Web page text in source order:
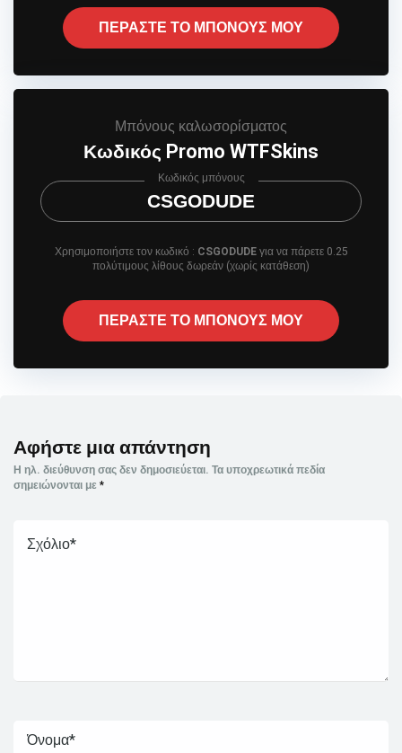
ΠΕΡΑΣΤΕ ΤΟ ΜΠΟΝΟΥΣ ΜΟΥ
Μπόνους καλωσορίσματος
Κωδικός Promo WTFSkins
CSGODUDE
Κωδικός μπόνους
Χρησιμοποιήστε τον κωδικό : CSGODUDEγια να πάρετε 0.25
πολύτιμους λίθους δωρεάν (χωρίς κατάθεση)
ΠΕΡΑΣΤΕ ΤΟ ΜΠΟΝΟΥΣ ΜΟΥ
Αφήστε μια απάντηση
Η ηλ. διεύθυνση σας δεν δημοσιεύεται. Τα υποχρεωτικά πεδία
σημειώνονται με *